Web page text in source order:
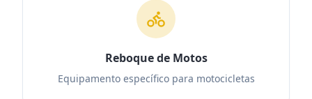
Reboque de Motos
Equipamento específico para motocicletas